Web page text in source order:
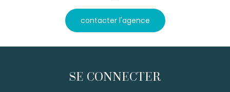
contacter l'agence
SE CONNECTER